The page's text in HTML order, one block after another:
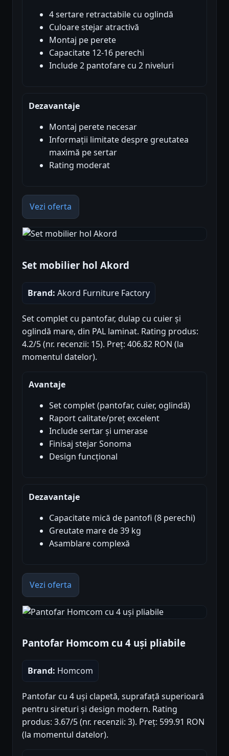
4 sertare retractabile cu oglindă
Culoare stejar atractivă
Montaj pe perete
Capacitate 12-16 perechi
Include 2 pantofare cu 2 niveluri
Dezavantaje
Montaj perete necesar
Informații limitate despre greutatea
maximă pe sertar
Rating moderat
Vezi oferta
Set mobilier hol Akord
Brand: Akord Furniture Factory
Set complet cu pantofar, dulap cu cuier și
oglindă mare, din PAL laminat. Rating produs:
4.2/5 (nr. recenzii: 15). Preț: 406.82 RON (la
momentul datelor).
Avantaje
Set complet (pantofar, cuier, oglindă)
Raport calitate/preț excelent
Include sertar și umerase
Finisaj stejar Sonoma
Design funcțional
Dezavantaje
Capacitate mică de pantofi (8 perechi)
Greutate mare de 39 kg
Asamblare complexă
Vezi oferta
Pantofar Homcom cu 4 uși pliabile
Brand: Homcom
Pantofar cu 4 uși clapetă, suprafață superioară
pentru sireturi și design modern. Rating
produs: 3.67/5 (nr. recenzii: 3). Preț: 599.91 RON
(la momentul datelor).